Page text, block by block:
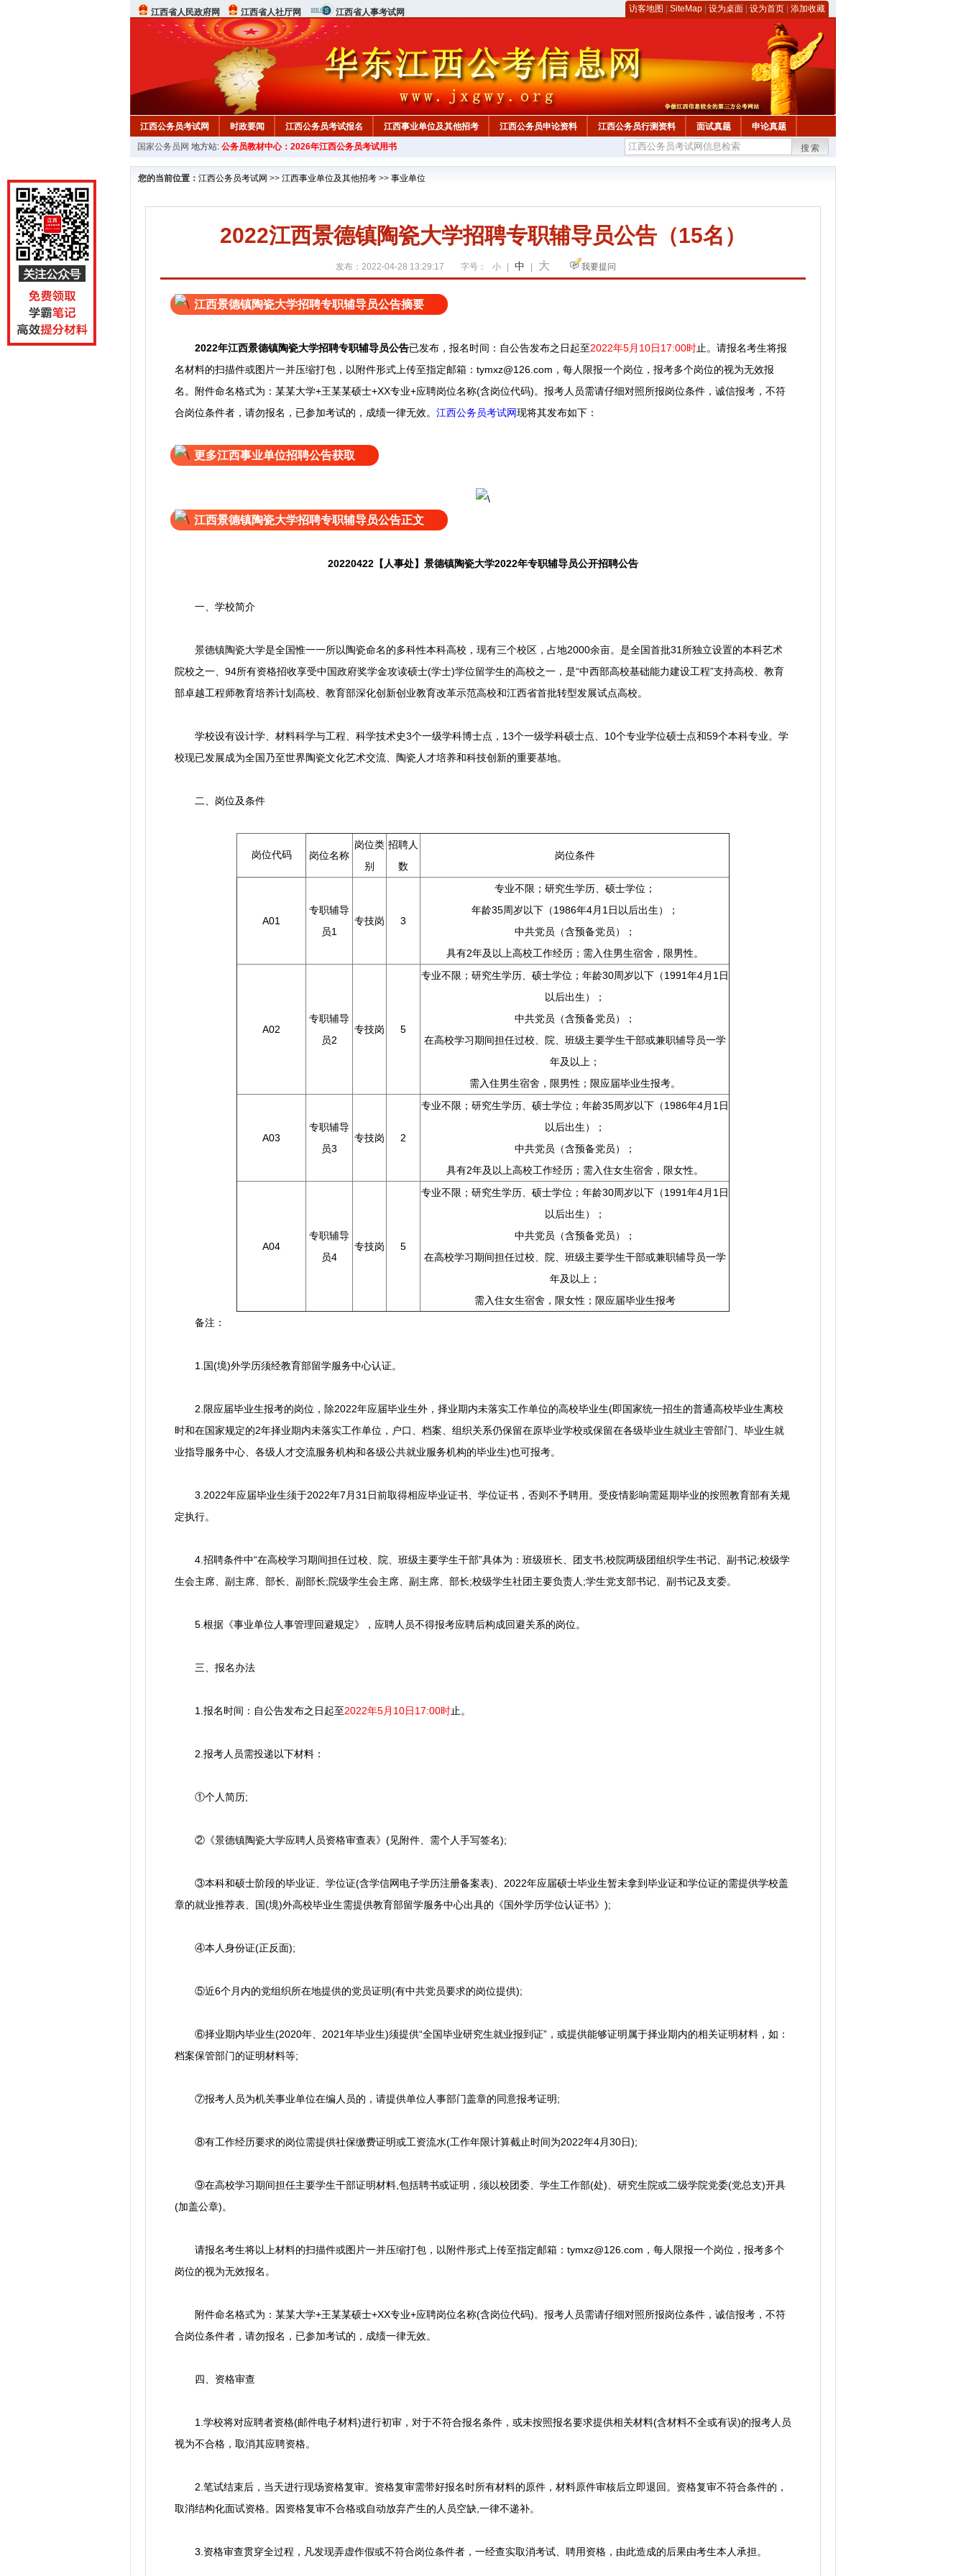
江西省人民政府网 江西省人社厅网 江西省人事考试网 访客地图 SiteMap 设为桌面 设为首页 添加收藏
江西公务员考试网 时政要闻 江西公务员考试报名 江西事业单位及其他招考 江西公务员申论资料 江西公务员行测资料 面试真题 申论真题
行测真题 在线咨询 教材中心
国家公务员网 地方站: 公务员教材中心：2026年江西公务员考试用书 搜索
您的当前位置： 江西公务员考试网 >> 江西事业单位及其他招考 >> 事业单位
2022江西景德镇陶瓷大学招聘专职辅导员公告（15名）
发布：2022-04-28 13:29:17 字号： 小 中 大 我要提问
江西景德镇陶瓷大学招聘专职辅导员公告摘要
2022年江西景德镇陶瓷大学招聘专职辅导员公告已发布， 报名时间：自公告发布之日起至2022年5月10日17:00时止。 请报名考生将报
名材料的扫描件或图片一并压缩打包，以附件形式上传至指定邮箱：tymxz@126.com，每人限报一个岗位，报考多个岗位的视为无效报
名。
附件命名格式为：某某大学+王某某硕士+XX专业+应聘岗位名称(含岗位代码)。报考人员需请仔细对照所报岗位条件，诚信报考，不符
合岗位条件者，请勿报名，已参加考试的，成绩一律无效。 江西公务员考试网现将其发布如下：
更多江西事业单位招聘公告获取
江西景德镇陶瓷大学招聘专职辅导员公告正文
20220422【人事处】景德镇陶瓷大学2022年专职辅导员公开招聘公告
一、学校简介
景德镇陶瓷大学是全国惟一一所以陶瓷命名的多科性本科高校，现有三个校区，占地2000余亩。是全国首批31所独立设置的本科艺术
院校之一、94所有资格招收享受中国政府奖学金攻读硕士(学士)学位留学生的高校之一，是“中西部高校基础能力建设工程”支持高校、教育
部卓越工程师教育培养计划高校、教育部深化创新创业教育改革示范高校和江西省首批转型发展试点高校。
学校设有设计学、材料科学与工程、科学技术史3个一级学科博士点，13个一级学科硕士点、10个专业学位硕士点和59个本科专业。学
校现已发展成为全国乃至世界陶瓷文化艺术交流、陶瓷人才培养和科技创新的重要基地。
二、岗位及条件
岗位代码 岗位名称
岗位类
别
招聘人
数
岗位条件
A01
专职辅导
员1
专技岗 3
专业不限；研究生学历、硕士学位；
年龄35周岁以下（1986年4月1日以后出生）；
中共党员（含预备党员）；
具有2年及以上高校工作经历；需入住男生宿舍，限男性。
A02
专职辅导
员2
专技岗 5
专业不限；研究生学历、硕士学位；年龄30周岁以下（1991年4月1日
以后出生）；
中共党员（含预备党员）；
在高校学习期间担任过校、院、班级主要学生干部或兼职辅导员一学
年及以上；
需入住男生宿舍，限男性；限应届毕业生报考。
A03
专职辅导
员3
专技岗 2
专业不限；研究生学历、硕士学位；年龄35周岁以下（1986年4月1日
以后出生）；
中共党员（含预备党员）；
具有2年及以上高校工作经历；需入住女生宿舍，限女性。
A04
专职辅导
员4
专技岗 5
专业不限；研究生学历、硕士学位；年龄30周岁以下（1991年4月1日
以后出生）；
中共党员（含预备党员）；
在高校学习期间担任过校、院、班级主要学生干部或兼职辅导员一学
年及以上；
需入住女生宿舍，限女性；限应届毕业生报考
备注：
1.国(境)外学历须经教育部留学服务中心认证。
2.限应届毕业生报考的岗位，除2022年应届毕业生外，择业期内未落实工作单位的高校毕业生(即国家统一招生的普通高校毕业生离校
时和在国家规定的2年择业期内未落实工作单位，户口、档案、组织关系仍保留在原毕业学校或保留在各级毕业生就业主管部门、毕业生就
业指导服务中心、各级人才交流服务机构和各级公共就业服务机构的毕业生)也可报考。
3.2022年应届毕业生须于2022年7月31日前取得相应毕业证书、学位证书，否则不予聘用。受疫情影响需延期毕业的按照教育部有关规
定执行。
4.招聘条件中“在高校学习期间担任过校、院、班级主要学生干部”具体为：班级班长、团支书;校院两级团组织学生书记、副书记;校级学
生会主席、副主席、部长、副部长;院级学生会主席、副主席、部长;校级学生社团主要负责人;学生党支部书记、副书记及支委。
5.根据《事业单位人事管理回避规定》，应聘人员不得报考应聘后构成回避关系的岗位。
三、报名办法
1.报名时间：自公告发布之日起至2022年5月10日17:00时止。
2.报考人员需投递以下材料：
①个人简历;
②《景德镇陶瓷大学应聘人员资格审查表》(见附件、需个人手写签名);
③本科和硕士阶段的毕业证、学位证(含学信网电子学历注册备案表)、2022年应届硕士毕业生暂未拿到毕业证和学位证的需提供学校盖
章的就业推荐表、国(境)外高校毕业生需提供教育部留学服务中心出具的《国外学历学位认证书》);
④本人身份证(正反面);
⑤近6个月内的党组织所在地提供的党员证明(有中共党员要求的岗位提供);
⑥择业期内毕业生(2020年、2021年毕业生)须提供“全国毕业研究生就业报到证”，或提供能够证明属于择业期内的相关证明材料，如：
档案保管部门的证明材料等;
⑦报考人员为机关事业单位在编人员的，请提供单位人事部门盖章的同意报考证明;
⑧有工作经历要求的岗位需提供社保缴费证明或工资流水(工作年限计算截止时间为2022年4月30日);
⑨在高校学习期间担任主要学生干部证明材料,包括聘书或证明，须以校团委、学生工作部(处)、研究生院或二级学院党委(党总支)开具
(加盖公章)。
请报名考生将以上材料的扫描件或图片一并压缩打包，以附件形式上传至指定邮箱：tymxz@126.com，每人限报一个岗位，报考多个
岗位的视为无效报名。
附件命名格式为：某某大学+王某某硕士+XX专业+应聘岗位名称(含岗位代码)。报考人员需请仔细对照所报岗位条件，诚信报考，不符
合岗位条件者，请勿报名，已参加考试的，成绩一律无效。
四、资格审查
1.学校将对应聘者资格(邮件电子材料)进行初审，对于不符合报名条件，或未按照报名要求提供相关材料(含材料不全或有误)的报考人员
视为不合格，取消其应聘资格。
2.笔试结束后，当天进行现场资格复审。资格复审需带好报名时所有材料的原件，材料原件审核后立即退回。资格复审不符合条件的，
取消结构化面试资格。因资格复审不合格或自动放弃产生的人员空缺,一律不递补。
3.资格审查贯穿全过程，凡发现弄虚作假或不符合岗位条件者，一经查实取消考试、聘用资格，由此造成的后果由考生本人承担。